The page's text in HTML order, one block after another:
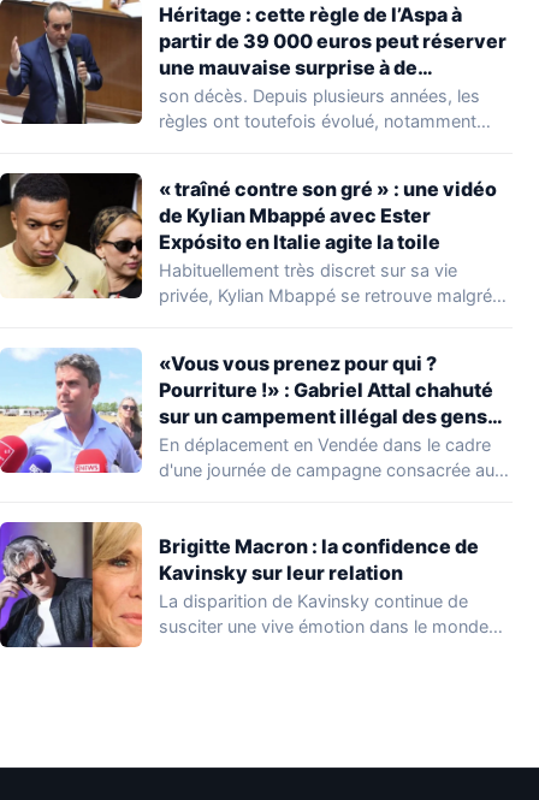
Héritage : cette règle de l’Aspa à
partir de 39 000 euros peut réserver
une mauvaise surprise à de
nombreuses familles
son décès. Depuis plusieurs années, les
règles ont toutefois évolué, notamment
« traîné contre son gré » : une vidéo
de Kylian Mbappé avec Ester
Expósito en Italie agite la toile
Habituellement très discret sur sa vie
privée, Kylian Mbappé se retrouve malgré
«Vous vous prenez pour qui ?
Pourriture !» : Gabriel Attal chahuté
sur un campement illégal des gens
du voyage
En déplacement en Vendée dans le cadre
d'une journée de campagne consacrée aux
Brigitte Macron : la confidence de
Kavinsky sur leur relation
La disparition de Kavinsky continue de
susciter une vive émotion dans le monde